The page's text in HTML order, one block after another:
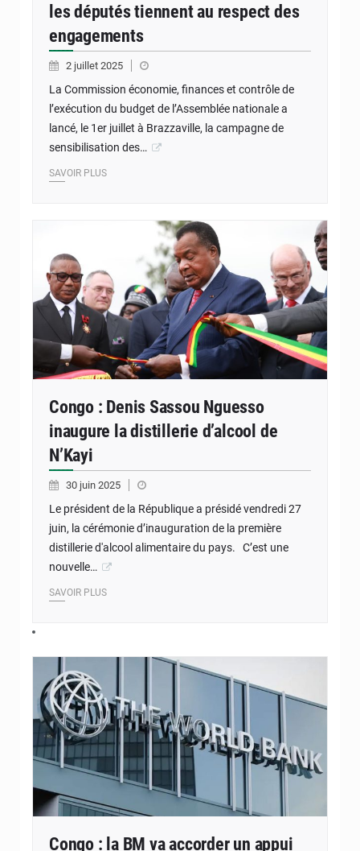
les députés tiennent au respect des
engagements
2 juillet 2025
La Commission économie, finances et contrôle de
l’exécution du budget de l’Assemblée nationale a
lancé, le 1er juillet à Brazzaville, la campagne de
sensibilisation des…
SAVOIR PLUS
Congo : Denis Sassou Nguesso
inaugure la distillerie d’alcool de
N’Kayi
30 juin 2025
Le président de la République a présidé vendredi 27
juin, la cérémonie d’inauguration de la première
distillerie d'alcool alimentaire du pays. C’est une
nouvelle…
SAVOIR PLUS
Congo : la BM va accorder un appui